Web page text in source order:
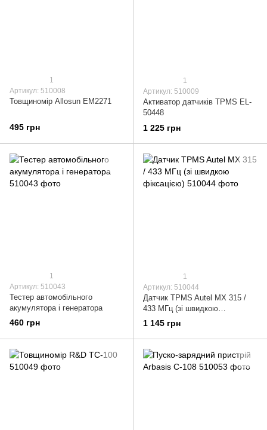
1
Артикул: 510008
Товщиномір Allosun EM2271
495 грн
1
Артикул: 510009
Активатор датчиків TPMS EL-
50448
1 225 грн
1
Артикул: 510043
Тестер автомобільного
акумулятора і генератора
460 грн
1
Артикул: 510044
Датчик TPMS Autel MX 315 /
433 МГц (зі швидкою
фіксацією)
1 145 грн